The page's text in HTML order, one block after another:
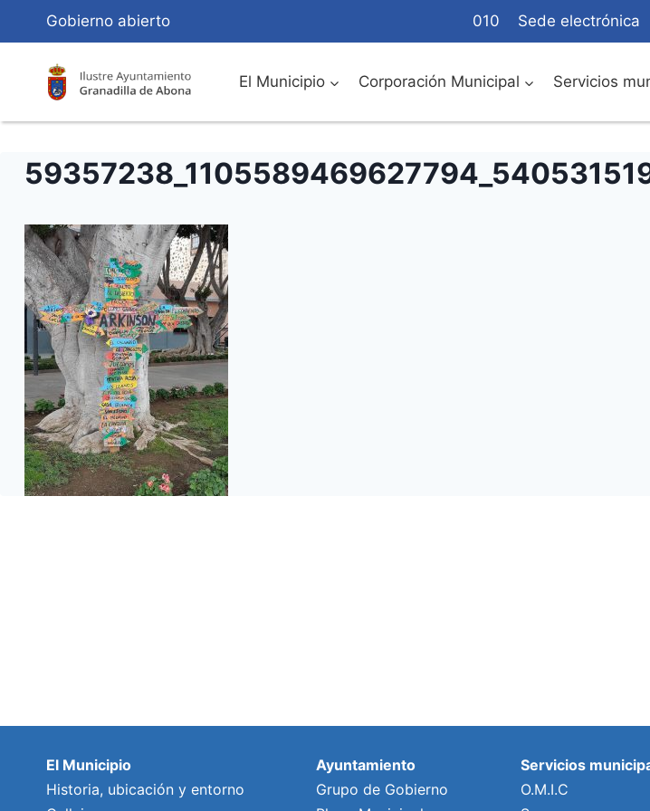
Contenido
Gobierno abierto 010 Sede electrónica
El Municipio Corporación Municipal Servicios
El Municipio
Historia, ubicación y entorno
Ayuntamiento
Grupo de Gobierno
Servicios
O.M.I.C